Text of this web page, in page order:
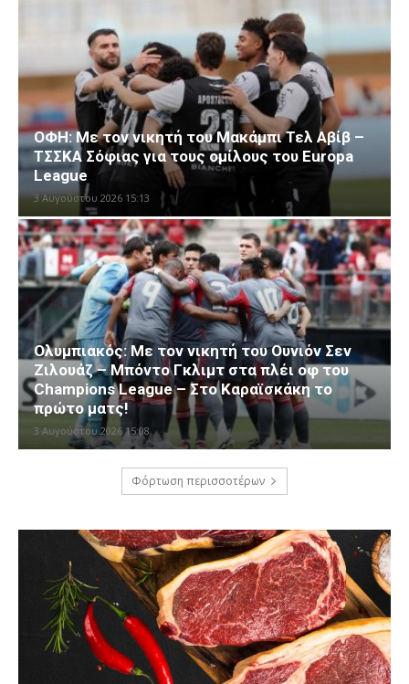
ΟΦΗ: Με τον νικητή του Μακάμπι Τελ Αβίβ –
ΤΣΣΚΑ Σόφιας για τους ομίλους του Europa
League
3 Αυγούστου 2026 15:13
Ολυμπιακός: Με τον νικητή του Ουνιόν Σεν
Ζιλουάζ – Μπόντο Γκλιμτ στα πλέι οφ του
Champions League – Στο Καραϊσκάκη το
πρώτο ματς!
3 Αυγούστου 2026 15:08
Φόρτωση περισσοτέρων